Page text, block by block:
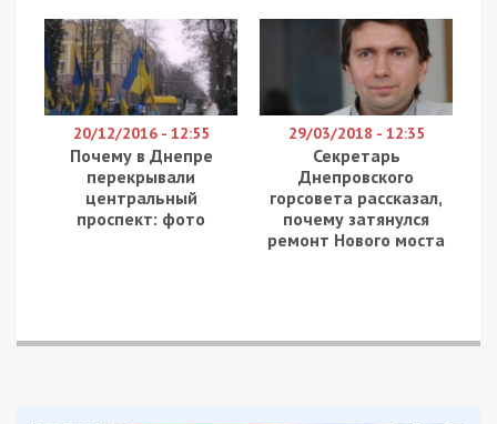
Олександр Балануца вказав у декларації за 2024
рік, що його зареєстроване місце проживання —
Київ, а фактичне — селище у Бориспільському
районі Київської області. До членів сім’ї
декларанта належать дружина Ольга Мельник,
син Олександр та дві дочки — Соломія і Дарина.
Цікаво, що дружина зареєстрована в Одесі, але
насправді живе в ОАЕ.
В Борисполі у Баланицу є квартира (105 м²)
невідомої вартості, набута у 2011 році. Три
близько 2,7 млн грн.